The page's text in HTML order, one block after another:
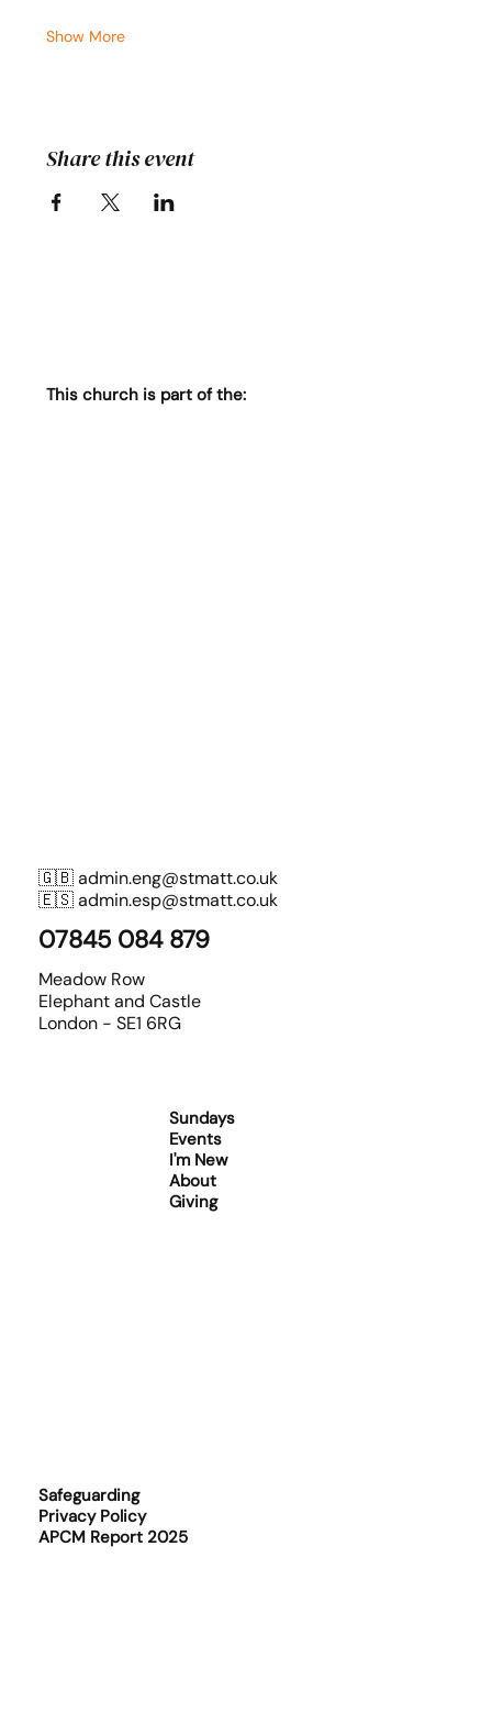
Show More
Share this event
This church is part of the:
🇬🇧admin.eng@stmatt.co.uk
🇪🇸admin.esp@stmatt.co.uk
07845 084 879
Meadow Row
Elephant and Castle
London - SE1 6RG
Sundays
Events
I'm New
About
Giving
Safeguarding
Privacy Policy
APCM Report 2025